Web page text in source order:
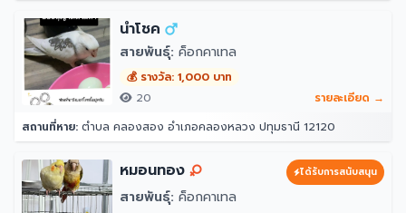
นำโชค
สายพันธุ์: ค็อกคาเทล
💰 รางวัล: 1,000 บาท
20
รายละเอียด →
สถานที่หาย: ตำบล คลองสอง อำเภอคลองหลวง ปทุมธานี 12120
หมอนทอง ได้รับการสนับสนุน
สายพันธุ์: ค็อกคาเทล